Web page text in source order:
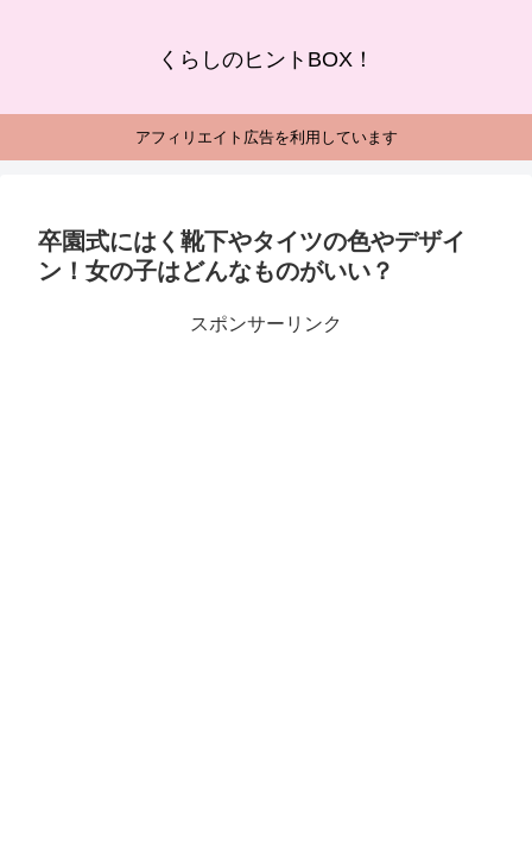
くらしのヒントBOX！
アフィリエイト広告を利用しています
卒園式にはく靴下やタイツの色やデザイ
ン！女の子はどんなものがいい？
スポンサーリンク